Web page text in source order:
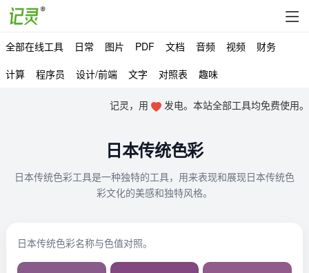
全部在线工具 日常 图片 PDF 文档 音频 视频
财务
计算
程序员 设计/前端 文字 对照表 趣味
记灵，用 发电。本站全部工具均免费使用。
日本传统色彩
日本传统色彩工具是一种独特的工具，用来表现和展现日本传统色
彩文化的美感和独特风格。
日本传统色彩名称与色值对照。